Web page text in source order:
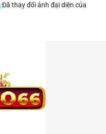
Đã thay đổi ảnh đại diện của